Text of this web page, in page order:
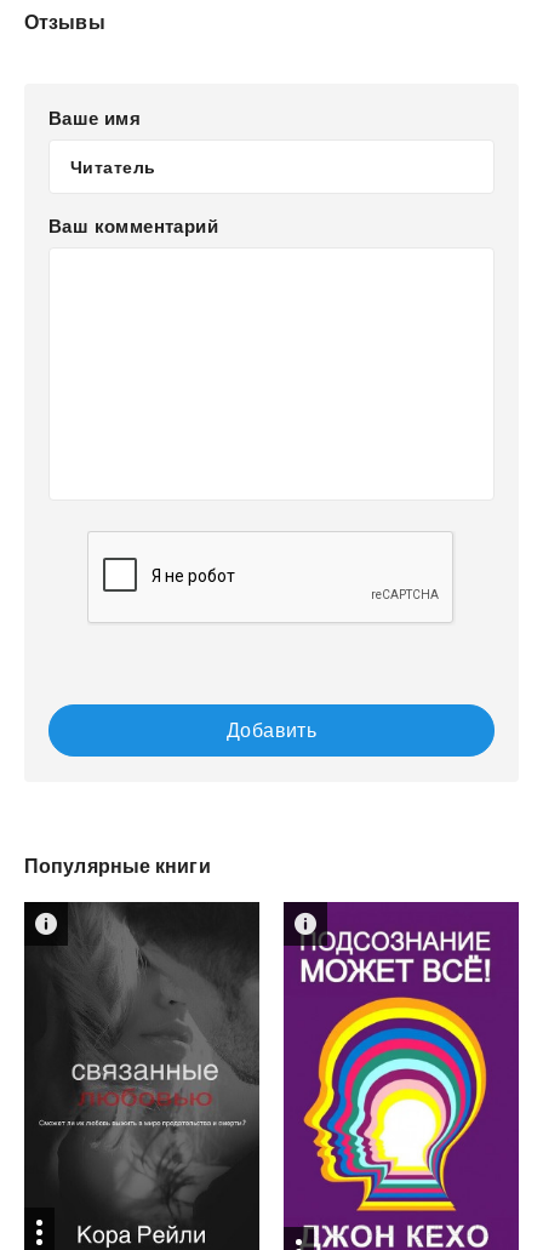
Отзывы
Ваше имя
Ваш комментарий
Добавить
Популярные книги